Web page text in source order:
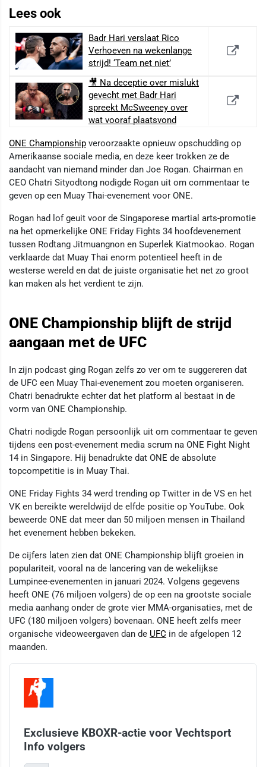
Lees ook
Badr Hari verslaat Rico
Verhoeven na wekenlange
strijd! ‘Team net niet’
🎥 Na deceptie over mislukt
gevecht met Badr Hari
spreekt McSweeney over
wat vooraf plaatsvond
ONE Championship veroorzaakte opnieuw opschudding op
Amerikaanse sociale media, en deze keer trokken ze de
aandacht van niemand minder dan Joe Rogan. Chairman en
CEO Chatri Sityodtong nodigde Rogan uit om commentaar te
geven op een Muay Thai-evenement voor ONE.
Rogan had lof geuit voor de Singaporese martial arts-promotie
na het opmerkelijke ONE Friday Fights 34 hoofdevenement
tussen Rodtang Jitmuangnon en Superlek Kiatmookao. Rogan
verklaarde dat Muay Thai enorm potentieel heeft in de
westerse wereld en dat de juiste organisatie het net zo groot
kan maken als het verdient te zijn.
ONE Championship blijft de strijd
aangaan met de UFC
In zijn podcast ging Rogan zelfs zo ver om te suggereren dat
de UFC een Muay Thai-evenement zou moeten organiseren.
Chatri benadrukte echter dat het platform al bestaat in de
vorm van ONE Championship.
Chatri nodigde Rogan persoonlijk uit om commentaar te geven
tijdens een post-evenement media scrum na ONE Fight Night
14 in Singapore. Hij benadrukte dat ONE de absolute
topcompetitie is in Muay Thai.
ONE Friday Fights 34 werd trending op Twitter in de VS en het
VK en bereikte wereldwijd de elfde positie op YouTube. Ook
beweerde ONE dat meer dan 50 miljoen mensen in Thailand
het evenement hebben bekeken.
De cijfers laten zien dat ONE Championship blijft groeien in
populariteit, vooral na de lancering van de wekelijkse
Lumpinee-evenementen in januari 2024. Volgens gegevens
heeft ONE (76 miljoen volgers) de op een na grootste sociale
media aanhang onder de grote vier MMA-organisaties, met de
UFC (180 miljoen volgers) bovenaan. ONE heeft zelfs meer
organische videoweergaven dan de UFC in de afgelopen 12
maanden.
Exclusieve KBOXR-actie voor Vechtsport
Info volgers